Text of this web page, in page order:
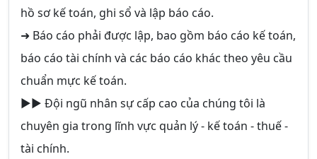
hồ sơ kế toán, ghi sổ và lập báo cáo.
➜ Báo cáo phải được lập, bao gồm báo cáo kế toán,
báo cáo tài chính và các báo cáo khác theo yêu cầu
chuẩn mực kế toán.
►► Đội ngũ nhân sự cấp cao của chúng tôi là
chuyên gia trong lĩnh vực quản lý - kế toán - thuế -
tài chính.